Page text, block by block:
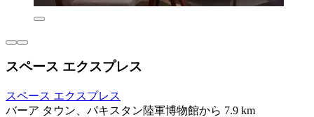
スペース エクスプレス
スペース エクスプレス
バーア タウン、パキスタン陸軍博物館から 7.9 km